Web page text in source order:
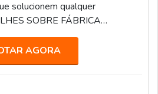
solucionem qualquer
SOBRE FÁBRICA
alguém procurar por uma
inovadora, se depara com a
know-how fo...
AGORA